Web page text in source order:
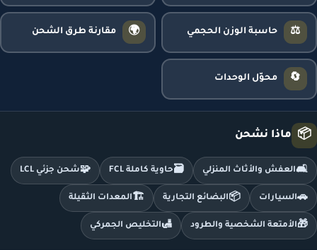
⚖️ حاسبة الوزن الحجمي 🌍 مقارنة طرق الشحن
🔄 محوّل الوحدات
📦 ماذا نشحن
🛋️العفش والأثاث المنزلي 🗃️حاوية كاملة FCL 🧩شحن جزئي LCL
🚗السيارات 📦البضائع التجارية 🏗️المعدات الثقيلة
🎁الأمتعة الشخصية والطرود 🛃التخليص الجمركي